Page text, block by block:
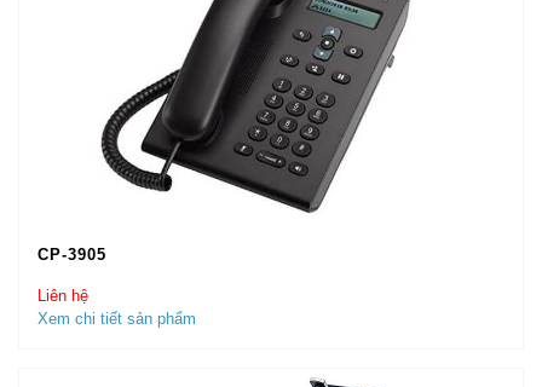
CP-3905
Liên hệ
Xem chi tiết sản phẩm